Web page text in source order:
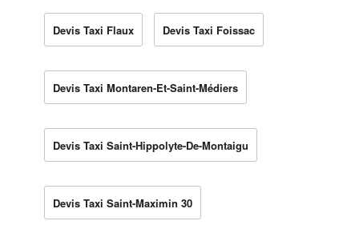
Devis Taxi Flaux Devis Taxi Foissac
Devis Taxi Montaren-Et-Saint-Médiers
Devis Taxi Saint-Hippolyte-De-Montaigu
Devis Taxi Saint-Maximin 30